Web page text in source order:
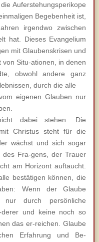
Auferstehungsperikope
Begebenheit ist,
irgendwo zwischen
hat. Dieses Evangelium
mit Glaubenskrisen und
Situ-ationen, in denen
obwohl andere ganz
durch die alle
eigenen Glauben nur
dabei stehen. Die
Christus steht für die
wächst und sich sogar
Fra-gens, der Trauer
am Horizont auftaucht.
bestätigen können, die
Wenn der Glaube
durch persönliche
derer und keine noch so
das er-reichen. Glaube
Erfahrung und Be-